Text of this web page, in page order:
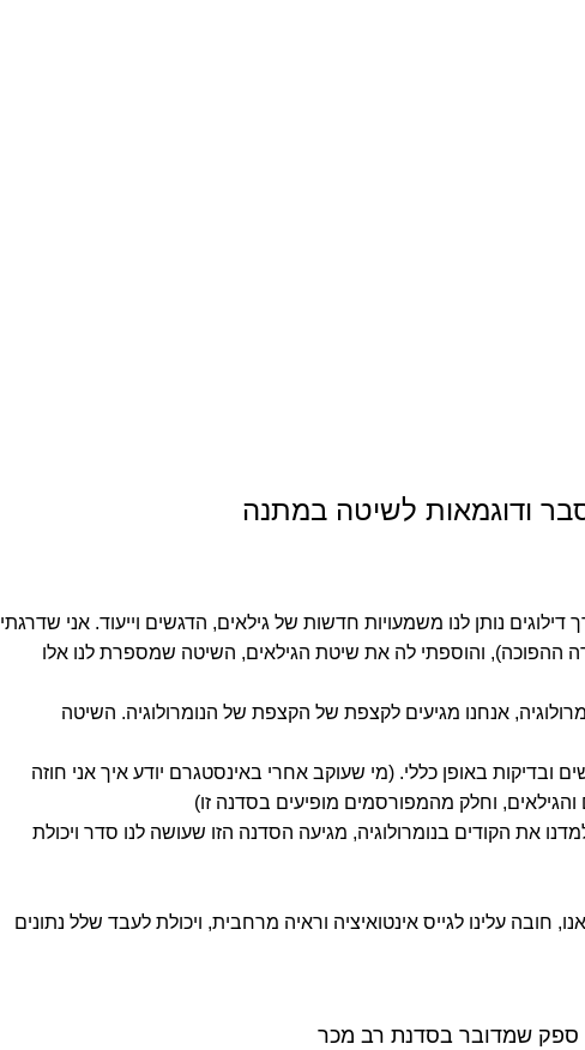
ודוגמאות לשיטה במתנה
נותן לנו משמעויות חדשות של גילאים, הדגשים וייעוד. אני שדרגתי
ההפוכה), והוספתי לה את שיטת הגילאים, השיטה שמספרת לנו אלו
אנחנו מגיעים לקצפת של הקצפת של הנומרולוגיה. השיטה
ובדיקות באופן כללי. (מי שעוקב אחרי באינסטגרם יודע איך אני חוזה
וחלק מהמפורסמים מופיעים בסדנה זו)
את הקודים בנומרולוגיה, מגיעה הסדנה הזו שעושה לנו סדר ויכולת
עלינו לגייס אינטואיציה וראיה מרחבית, ויכולת לעבד שלל נתונים
ספק שמדובר בסדנת רב מכר